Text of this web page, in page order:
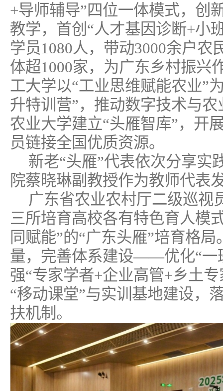
+导师辅导”四位一体模式，创
教学，首创“人才基因诊断+小
学员1080人，带动3000余户农
体超1000家，为广东乡村振兴
工大学以“工业思维赋能农业”
升特训营”，推动数字技术与
农业大学建立“头雁智库”，开
员链接全国优质资源。
新老“头雁”代表依次分享实
院蔡晓琳副教授作为教师代表
广东省农业农村厅二级巡视
三所培育高校各有特色育人模
同赋能”的“广东头雁”培育格
量，完善体系建设——优化“一
强“专家学者+企业高管+乡土
“移动课堂”与实训基地建设，
扶机制。